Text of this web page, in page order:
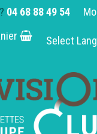
04 68 88 49 54
Select